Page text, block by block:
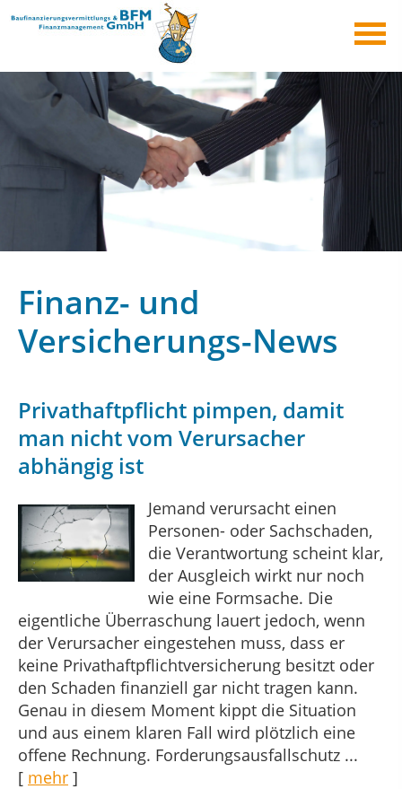
Finanz- und
Versicherungs-News
Privathaftpflicht pimpen, damit
man nicht vom Verursacher
abhängig ist
Jemand verursacht einen
Personen- oder Sachschaden,
die Verantwortung scheint klar,
der Ausgleich wirkt nur noch
wie eine Formsache. Die
eigentliche Überraschung lauert jedoch, wenn
der Verursacher eingestehen muss, dass er
keine Privathaftpflichtversicherung besitzt oder
den Schaden finanziell gar nicht tragen kann.
Genau in diesem Moment kippt die Situation
und aus einem klaren Fall wird plötzlich eine
offene Rechnung. Forderungsausfallschutz ...
[ mehr ]